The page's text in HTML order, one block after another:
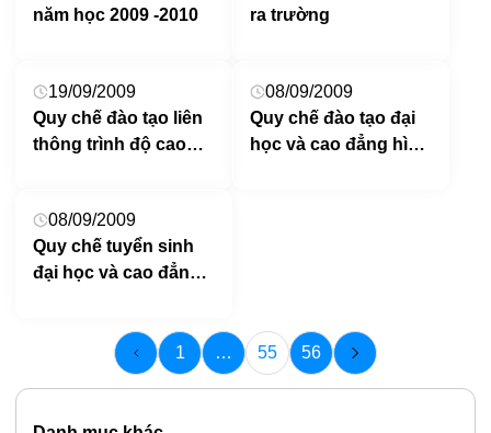
năm học 2009 -2010
ra trường
19/09/2009
Quy chế đào tạo liên
thông trình độ cao
08/09/2009
Quy chế đào tạo đại
học và cao đẳng hình
08/09/2009
Quy chế tuyển sinh
đại học và cao đẳng
1
… 55 56